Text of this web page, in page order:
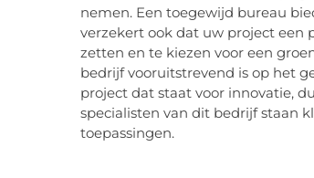
nemen. Een toegewijd bureau
verzekert ook dat uw project een
zetten en te kiezen voor een
bedrijf vooruitstrevend is op het
project dat staat voor innovatie,
specialisten van dit bedrijf staan
toepassingen.